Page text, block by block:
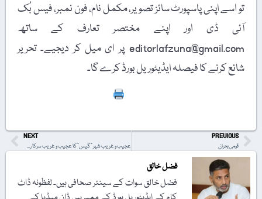
تو اسے اپنی پاسپورٹ سائز تصویر، مکمل نام، فون نمبر، فیس بُک
آئی ڈی اور اپنے مختصر تعارف کے ساتھ
editorlafzuna@gmail.com پر ای میل کر دیجیے۔ تحریر
شائع کرنے کا فیصلہ ایڈیٹوریل بورڈ کرے گا۔
PREVIOUS
قومی بحران
NEXT
عجیب و غریب شہر "گیس” کا عجیب و غریب سرکاری قول
فضل خالق
فضل خالق سوات کے سینئر صحافی ہیں۔ لفظونہ ڈاٹ